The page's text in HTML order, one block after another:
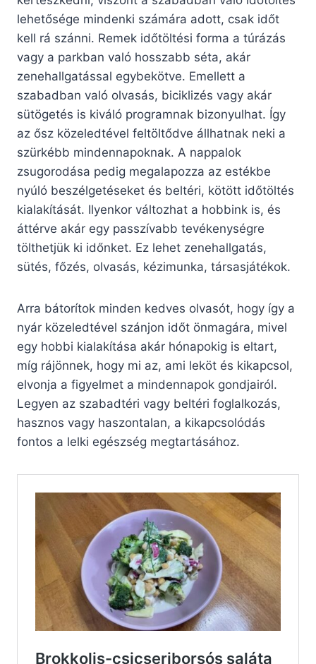
lehetősége mindenki számára adott, csak időt
kell rá szánni. Remek időtöltési forma a túrázás
vagy a parkban való hosszabb séta, akár
zenehallgatással egybekötve. Emellett a
szabadban való olvasás, biciklizés vagy akár
sütögetés is kiváló programnak bizonyulhat. Így
az ősz közeledtével feltöltődve állhatnak neki a
szürkébb mindennapoknak. A nappalok
zsugorodása pedig megalapozza az estékbe
nyúló beszélgetéseket és beltéri, kötött időtöltés
kialakítását. Ilyenkor változhat a hobbink is, és
áttérve akár egy passzívabb tevékenységre
tölthetjük ki időnket. Ez lehet zenehallgatás,
sütés, főzés, olvasás, kézimunka, társasjátékok.
Arra bátorítok minden kedves olvasót, hogy így a
nyár közeledtével szánjon időt önmagára, mivel
egy hobbi kialakítása akár hónapokig is eltart,
míg rájönnek, hogy mi az, ami leköt és kikapcsol,
elvonja a figyelmet a mindennapok gondjairól.
Legyen az szabadtéri vagy beltéri foglalkozás,
hasznos vagy haszontalan, a kikapcsolódás
fontos a lelki egészség megtartásához.